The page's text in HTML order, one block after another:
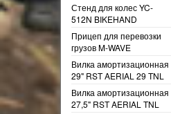
Стенд для колес YC-
512N BIKEHAND
Прицеп для перевозки
грузов M-WAVE
Вилка амортизационная
29" RST AERIAL 29 TNL
Вилка амортизационная
27,5" RST AERIAL TNL